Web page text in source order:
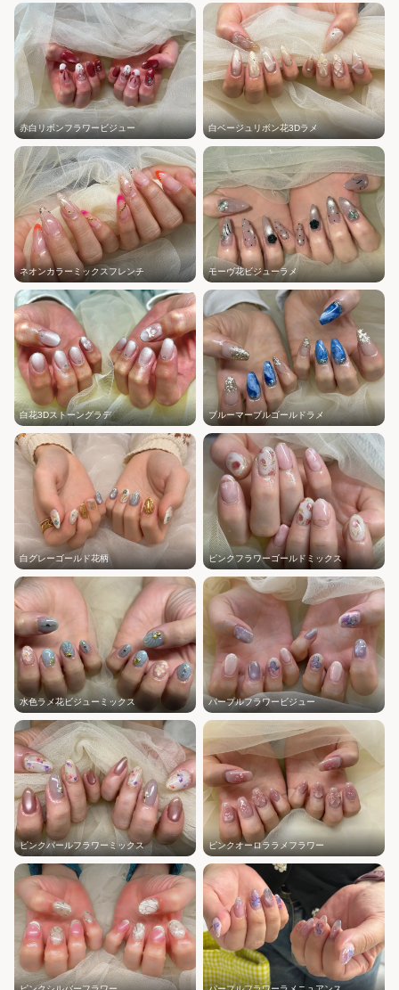
赤白リボンフラワービジュー 白ベージュリボン花3Dラメ
ネオンカラーミックスフレンチ モーヴ花ビジューラメ
白花3Dストーングラデ ブルーマーブルゴールドラメ
白グレーゴールド花柄 ピンクフラワーゴールドミックス
水色ラメ花ビジューミックス パープルフラワービジュー
ピンクパールフラワーミックス ピンクオーロララメフラワー